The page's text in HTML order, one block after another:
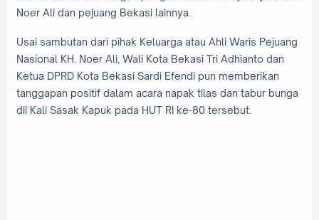
Noer Ali dan pejuang Bekasi lainnya.
Usai sambutan dari pihak Keluarga atau Ahli Waris Pejuang
Nasional KH. Noer Ali, Wali Kota Bekasi Tri Adhianto dan
Ketua DPRD Kota Bekasi Sardi Efendi pun memberikan
tanggapan positif dalam acara napak tilas dan tabur bunga
dii Kali Sasak Kapuk pada HUT RI ke-80 tersebut.